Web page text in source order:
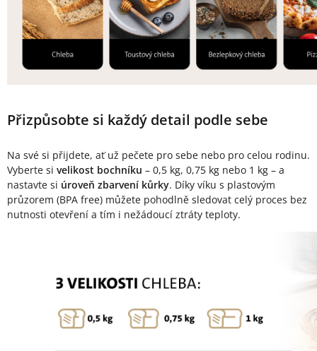
Přizpůsobte si každý detail podle sebe
Na své si přijdete, ať už pečete pro sebe nebo pro celou rodinu.
Vyberte si velikost bochníku – 0,5 kg, 0,75 kg nebo 1 kg – a
nastavte si úroveň zbarvení kůrky. Díky víku s plastovým
průzorem (BPA free) můžete pohodlně sledovat celý proces bez
nutnosti otevření a tím i nežádoucí ztráty teploty.